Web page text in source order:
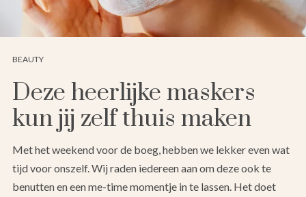
BEAUTY
Deze heerlijke maskers
kun jij zelf thuis maken
Met het weekend voor de boeg, hebben we lekker even wat
tijd voor onszelf. Wij raden iedereen aan om deze ook te
benutten en een me-time momentje in te lassen. Het doet